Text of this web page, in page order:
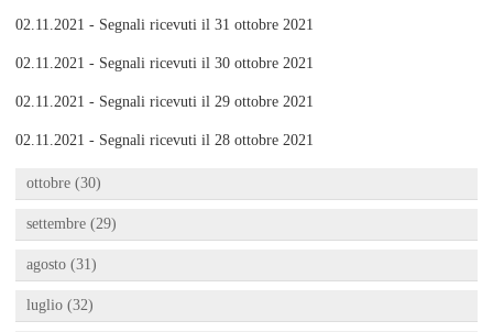
02.11.2021 - Segnali ricevuti il 31 ottobre 2021
02.11.2021 - Segnali ricevuti il 30 ottobre 2021
02.11.2021 - Segnali ricevuti il 29 ottobre 2021
02.11.2021 - Segnali ricevuti il 28 ottobre 2021
ottobre (30)
settembre (29)
agosto (31)
luglio (32)